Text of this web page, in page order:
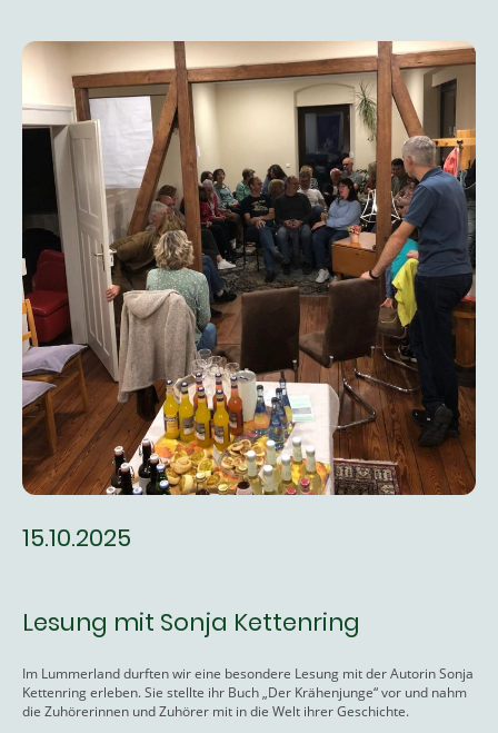
15.10.2025
Lesung mit Sonja Kettenring
Im Lummerland durften wir eine besondere Lesung mit der Autorin Sonja
Kettenring erleben. Sie stellte ihr Buch „Der Krähenjunge“ vor und nahm
die Zuhörerinnen und Zuhörer mit in die Welt ihrer Geschichte.